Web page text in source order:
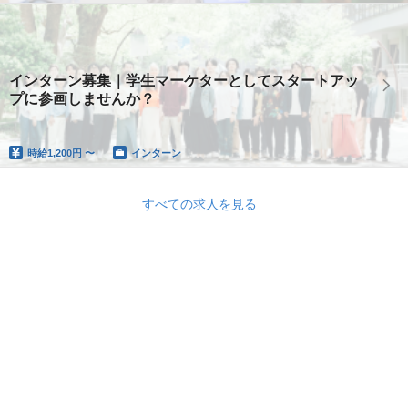
インターン募集｜学生マーケターとしてスタートアッ
プに参画しませんか？
時給1,200円 〜 インターン
すべての求人を見る